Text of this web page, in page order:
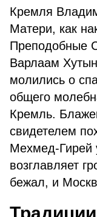
Кремля
Матери, как
Преподобные
Варлаам
молились о
общего
Кремль.
свидетелем
Мехмед-Гирей
возглавляет
бежал, и